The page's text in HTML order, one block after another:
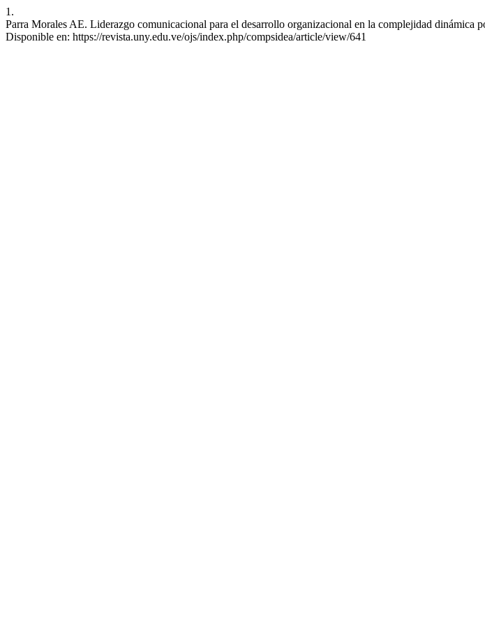
1.
Parra Morales AE. Liderazgo comunicacional para el desarrollo organizacional en la complejidad
Disponible en: https://revista.uny.edu.ve/ojs/index.php/compsidea/article/view/641